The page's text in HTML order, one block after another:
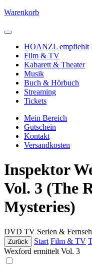
Warenkorb
HOANZL empfiehlt
Film & TV
Kabarett & Theater
Musik
Buch & Hörbuch
Streaming
Tickets
Mein Bereich
Gutschein
Kontakt
Versandkosten
Inspektor
Vol. 3 (The
Mysteries)
DVD TV Serien &
Zurück Start Film & TV
Wexford ermittelt Vol. 3